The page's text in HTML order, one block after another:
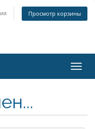
Просмотр корзины